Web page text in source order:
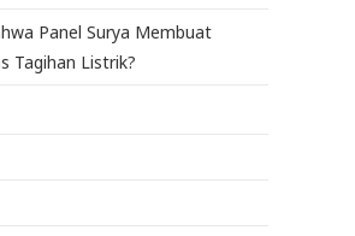
Panel Surya Membuat
Tagihan Listrik?